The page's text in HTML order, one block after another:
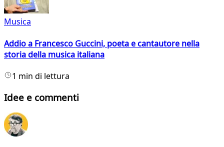
Musica
Addio a Francesco Guccini, poeta e cantautore nella
storia della musica italiana
1 min di lettura
Idee e commenti